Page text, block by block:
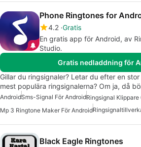
Phone Ringtones for
4.2 Gratis
En gratis app för Android, av
Studio.
Gratis nedladdning för
Gillar du ringsignaler? Letar du efter en
mest populära ringsignalerna? Om ja, då
AndroidSms-Signal För Android
Mp 3 Ringtone Maker För Android
Black Eagle Ringtones